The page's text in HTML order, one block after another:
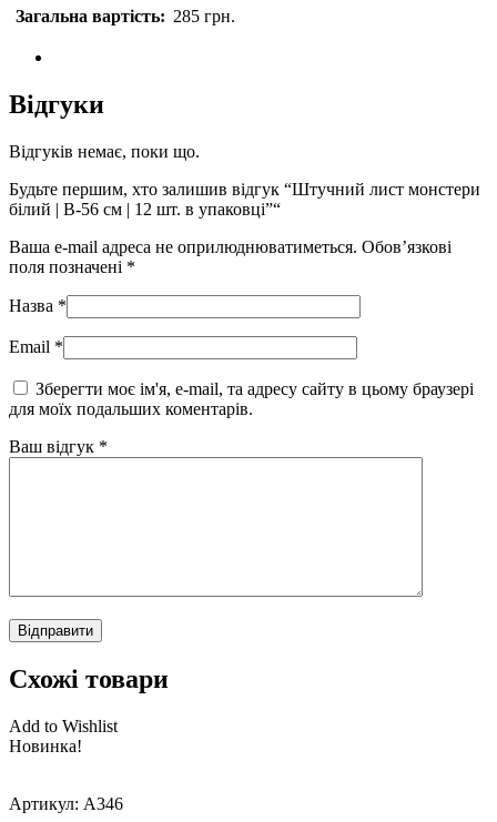
Загальна вартість: 285 грн.
Відгуки
Відгуків немає, поки що.
Будьте першим, хто залишив відгук “Штучний лист монстери
білий | В-56 см | 12 шт. в упаковці”“
Ваша e-mail адреса не оприлюднюватиметься. Обов’язкові
поля позначені *
Назва *
Email *
Зберегти моє ім'я, e-mail, та адресу сайту в цьому браузері
для моїх подальших коментарів.
Ваш відгук *
Схожі товари
Add to Wishlist
Новинка!
Артикул: A346